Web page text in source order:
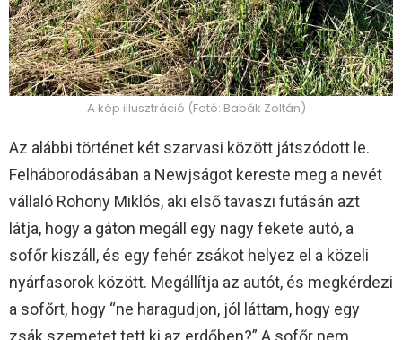
A kép illusztráció (Fotó: Babák Zoltán)
Az alábbi történet két szarvasi között játszódott le.
Felháborodásában a Newjságot kereste meg a nevét
vállaló Rohony Miklós, aki első tavaszi futásán azt
látja, hogy a gáton megáll egy nagy fekete autó, a
sofőr kiszáll, és egy fehér zsákot helyez el a közeli
nyárfasorok között. Megállítja az autót, és megkérdezi
a sofőrt, hogy “ne haragudjon, jól láttam, hogy egy
zsák szemetet tett ki az erdőben?” A sofőr nem